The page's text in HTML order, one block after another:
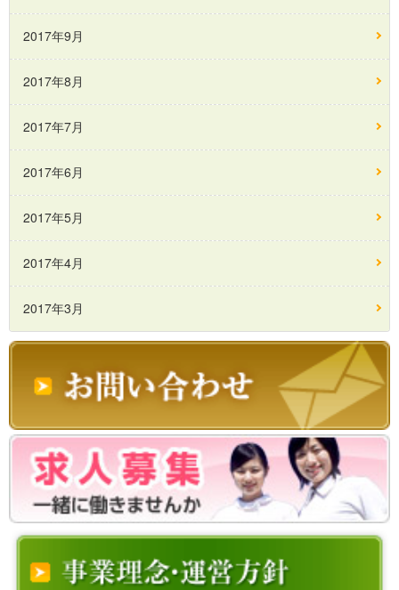
2017年9月
2017年8月
2017年7月
2017年6月
2017年5月
2017年4月
2017年3月